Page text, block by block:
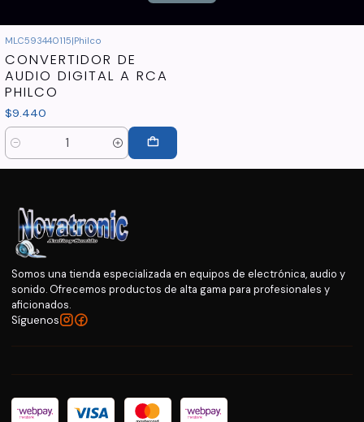
MLC593440115|Philco
CONVERTIDOR DE
AUDIO DIGITAL A RCA
PHILCO
$9.440
Cantidad
Somos una tienda especializada en equipos de electrónica, audio y
sonido. Ofrecemos productos de alta gama para profesionales y
aficionados.
Síguenos